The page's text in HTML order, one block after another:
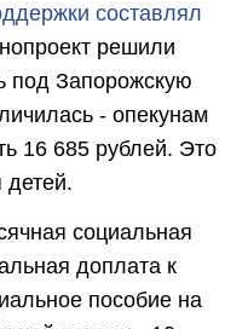
составлял
решили
под Запорожскую
- опекунам
16 685 рублей. Это
социальная
доплата к
пособие на